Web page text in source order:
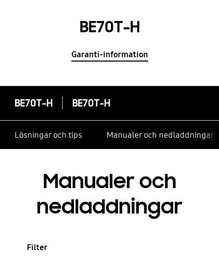
BE70T-H
Garanti-information
BE70T-H BE70T-H
Lösningar och tips Manualer och nedladdningar
Manualer och
nedladdningar
Filter